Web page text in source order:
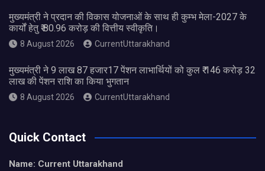
मुख्यमंत्री ने प्रदान की विकास योजनाओं के साथ ही कुम्भ मेला-2027 के
कार्यों हेतु ₹ 80.96 करोड़ की वित्तीय स्वीकृति।
8 August 2026 CurrentUttarakhand
मुख्यमंत्री ने 9 लाख 87 हजार17 पेंशन लाभार्थियों को कुल ₹ 146 करोड़ 32
लाख की पेंशन राशि का किया भुगतान
8 August 2026 CurrentUttarakhand
Quick Contact
Name: Current Uttarakhand